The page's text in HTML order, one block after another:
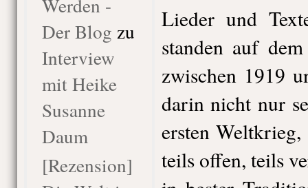
Werden -
Der Blog zu
Interview
mit Heike
Susanne
Daum
[Rezension]
Lieder und
standen auf
zwischen 1919
darin nicht nur
ersten
teils offen, teils